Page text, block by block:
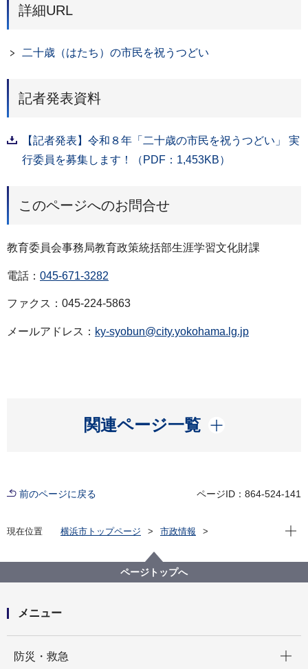
詳細URL
二十歳（はたち）の市民を祝うつどい
記者発表資料
【記者発表】令和８年「二十歳の市民を祝うつどい」 実
行委員を募集します！（PDF：1,453KB）
このページへのお問合せ
教育委員会事務局教育政策統括部生涯学習文化財課
電話： 045-671-3282
ファクス：045-224-5863
メールアドレス： ky-syobun@city.yokohama.lg.jp
関連ページ一覧
開く
前のページに戻る ページID：864-524-141
現在位置 横浜市トップページ
市政情報
記者発表 2024年度
令和８年「二十歳の市民を祝うつどい」 実行委員を募
集します！
現在
ページトップへ
メニュー
防災・救急